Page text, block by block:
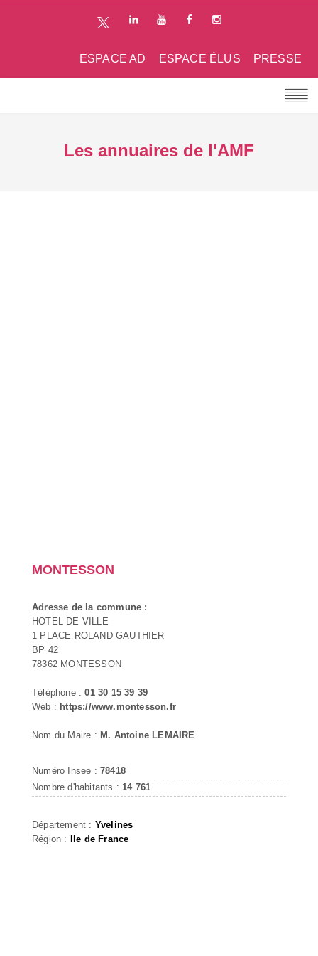
PRESSE
ESPACE ÉLUS
ESPACE AD
Les annuaires de l'AMF
MONTESSON
Adresse de la commune :
HOTEL DE VILLE
1 PLACE ROLAND GAUTHIER
BP 42
78362 MONTESSON
Téléphone :01 30 15 39 39
Web : https://www.montesson.fr
Nom du Maire : M. Antoine LEMAIRE
Numéro Insee : 78418
Nombre d'habitants : 14 761
Département : Yvelines
Région : Ile de France